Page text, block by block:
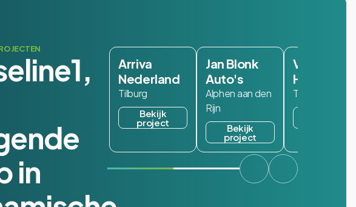
in
Arriva
Nederland
Tilburg
Bekijk
project
Jan Blonk
Auto's
Alphen aan den
Rijn
Bekijk
project
Van
Hameren
Ter Aar